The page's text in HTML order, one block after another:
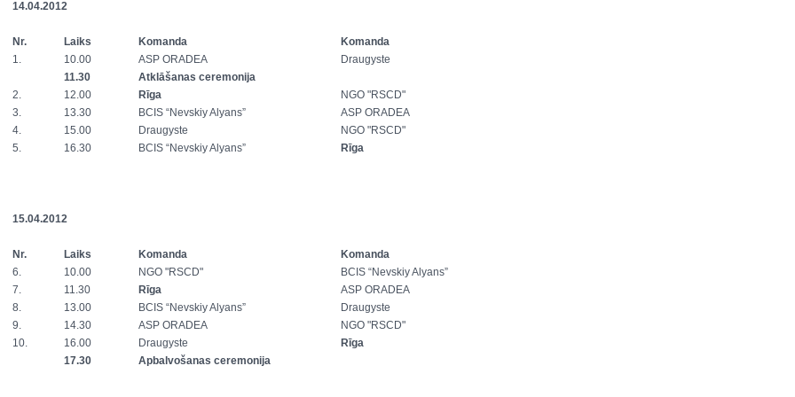
14.04.2012
Nr. Laiks Komanda
Komanda
1.
10.00 ASP ORADEA
Draugyste
11.30
Atklāšanas ceremonija
2.
12.00 Rīga
NGO "RSCD"
3.
13.30 BCIS “Nevskiy Alyans”
ASP ORADEA
4.
15.00 Draugyste
NGO "RSCD"
5.
16.30 BCIS “Nevskiy Alyans” Rīga
15.04.2012
Nr. Laiks Komanda
Komanda
6.
10.00 NGO "RSCD"
BCIS “Nevskiy Alyans”
7.
11.30 Rīga
ASP ORADEA
8.
13.00 BCIS “Nevskiy Alyans”
Draugyste
9.
14.30 ASP ORADEA
NGO "RSCD"
10.
16.00 Draugyste
Rīga
17.30
Apbalvošanas ceremonija